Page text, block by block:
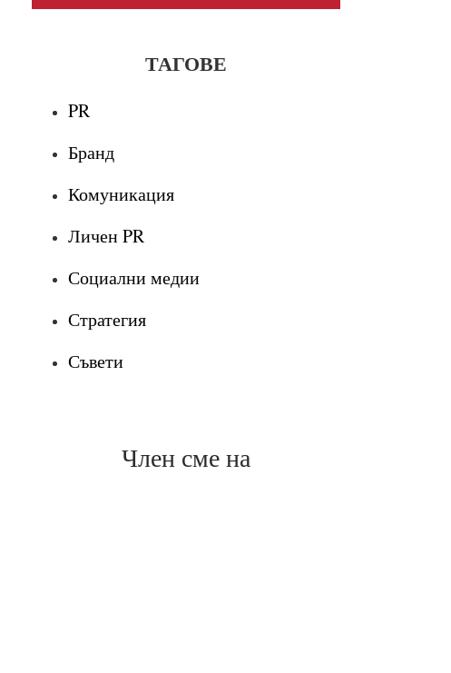
ТАГОВЕ
PR
Бранд
Комуникация
Личен PR
Социални медии
Стратегия
Съвети
Член сме на